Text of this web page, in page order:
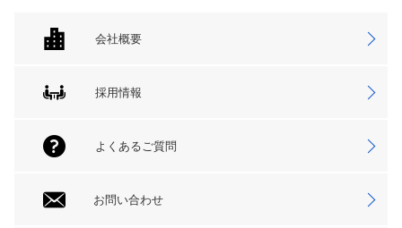
会社概要
採用情報
よくあるご質問
お問い合わせ